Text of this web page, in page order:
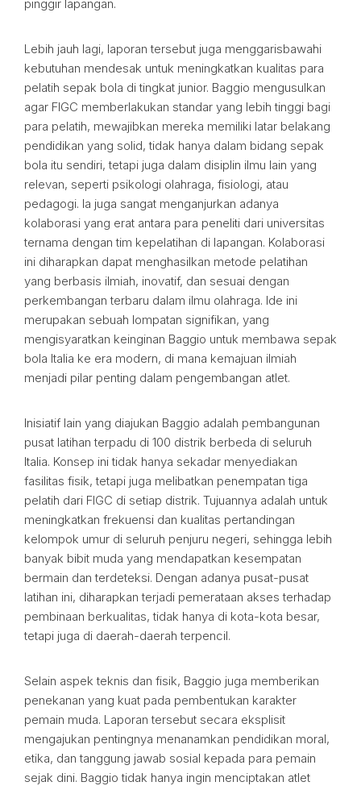
pinggir lapangan.
Lebih jauh lagi, laporan tersebut juga menggarisbawahi
kebutuhan mendesak untuk meningkatkan kualitas para
pelatih sepak bola di tingkat junior. Baggio mengusulkan
agar FIGC memberlakukan standar yang lebih tinggi bagi
para pelatih, mewajibkan mereka memiliki latar belakang
pendidikan yang solid, tidak hanya dalam bidang sepak
bola itu sendiri, tetapi juga dalam disiplin ilmu lain yang
relevan, seperti psikologi olahraga, fisiologi, atau
pedagogi. Ia juga sangat menganjurkan adanya
kolaborasi yang erat antara para peneliti dari universitas
ternama dengan tim kepelatihan di lapangan. Kolaborasi
ini diharapkan dapat menghasilkan metode pelatihan
yang berbasis ilmiah, inovatif, dan sesuai dengan
perkembangan terbaru dalam ilmu olahraga. Ide ini
merupakan sebuah lompatan signifikan, yang
mengisyaratkan keinginan Baggio untuk membawa sepak
bola Italia ke era modern, di mana kemajuan ilmiah
menjadi pilar penting dalam pengembangan atlet.
Inisiatif lain yang diajukan Baggio adalah pembangunan
pusat latihan terpadu di 100 distrik berbeda di seluruh
Italia. Konsep ini tidak hanya sekadar menyediakan
fasilitas fisik, tetapi juga melibatkan penempatan tiga
pelatih dari FIGC di setiap distrik. Tujuannya adalah untuk
meningkatkan frekuensi dan kualitas pertandingan
kelompok umur di seluruh penjuru negeri, sehingga lebih
banyak bibit muda yang mendapatkan kesempatan
bermain dan terdeteksi. Dengan adanya pusat-pusat
latihan ini, diharapkan terjadi pemerataan akses terhadap
pembinaan berkualitas, tidak hanya di kota-kota besar,
tetapi juga di daerah-daerah terpencil.
Selain aspek teknis dan fisik, Baggio juga memberikan
penekanan yang kuat pada pembentukan karakter
pemain muda. Laporan tersebut secara eksplisit
mengajukan pentingnya menanamkan pendidikan moral,
etika, dan tanggung jawab sosial kepada para pemain
sejak dini. Baggio tidak hanya ingin menciptakan atlet